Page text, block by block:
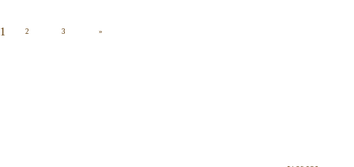
1 2 3 »